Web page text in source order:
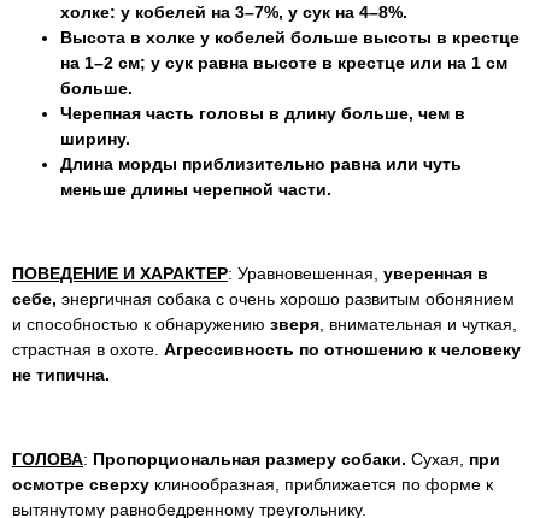
холке: у кобелей на 3–7%, у сук на 4–8%.
Высота в холке у кобелей больше высоты в крестце
на 1–2 см; у сук равна высоте в крестце или на 1 см
больше.
Черепная часть головы в длину больше, чем в
ширину.
Длина морды приблизительно равна или чуть
меньше длины черепной части.
ПОВЕДЕНИЕ И ХАРАКТЕР: Уравновешенная, уверенная в
себе, энергичная собака с очень хорошо развитым обонянием
и способностью к обнаружению зверя , внимательная и чуткая,
страстная в охоте. Агрессивность по отношению к человеку
не типична.
ГОЛОВА: Пропорциональная размеру собаки. Сухая, при
осмотре сверху клинообразная, приближается по форме к
вытянутому равнобедренному треугольнику.